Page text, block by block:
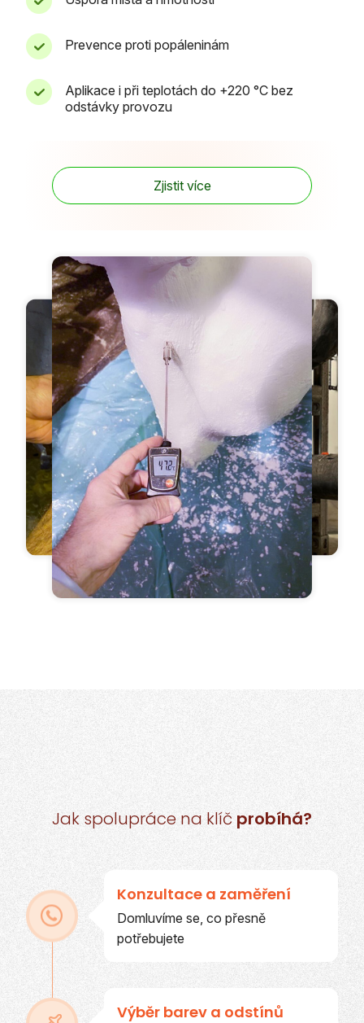
Prevence proti popáleninám
Aplikace i při teplotách do +220 °C bez
odstávky provozu
Zjistit více
Jak spolupráce na klíč probíhá?
Konzultace a zaměření
Domluvíme se, co přesně
potřebujete
Výběr barev a odstínů